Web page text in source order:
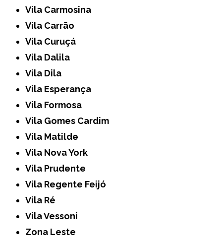
Vila Carmosina
Vila Carrão
Vila Curuçá
Vila Dalila
Vila Dila
Vila Esperança
Vila Formosa
Vila Gomes Cardim
Vila Matilde
Vila Nova York
Vila Prudente
Vila Regente Feijó
Vila Ré
Vila Vessoni
Zona Leste